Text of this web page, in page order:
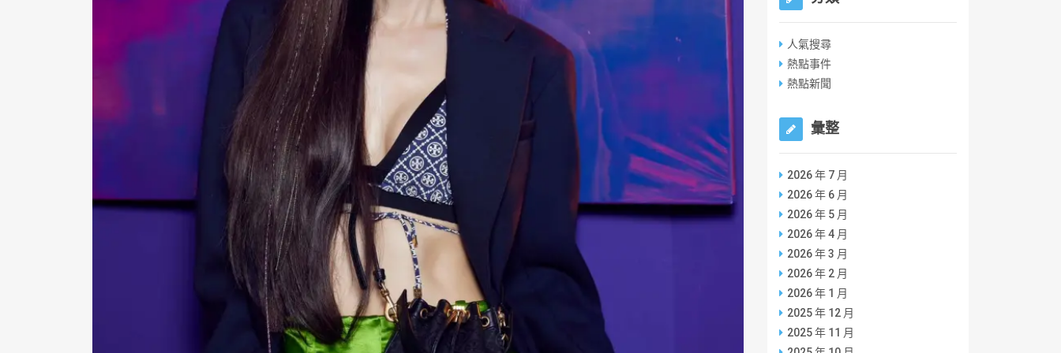
人氣搜尋
熱點事件
熱點新聞
彙整
2026 年 7 月
2026 年 6 月
2026 年 5 月
2026 年 4 月
2026 年 3 月
2026 年 2 月
2026 年 1 月
2025 年 12 月
2025 年 11 月